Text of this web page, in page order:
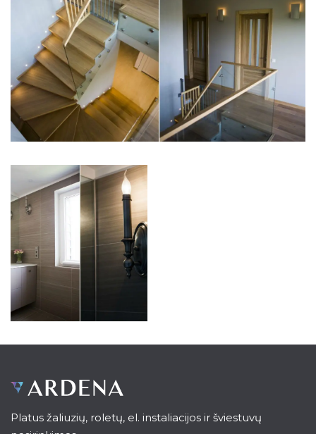
Platus žaliuzių, roletų, el. instaliacijos ir šviestuvų